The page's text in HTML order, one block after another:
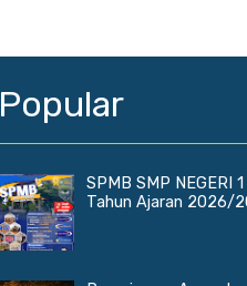
Popular
SPMB SMP NEGERI
Tahun Ajaran 2026/